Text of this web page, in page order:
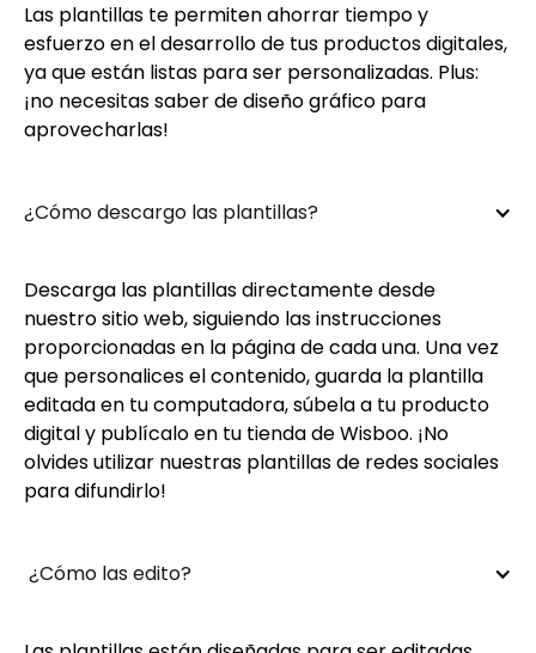
Las plantillas te permiten ahorrar tiempo y
esfuerzo en el desarrollo de tus productos digitales,
ya que están listas para ser personalizadas. Plus:
¡no necesitas saber de diseño gráfico para
aprovecharlas!
¿Cómo descargo las plantillas?
Descarga las plantillas directamente desde
nuestro sitio web, siguiendo las instrucciones
proporcionadas en la página de cada una. Una vez
que personalices el contenido, guarda la plantilla
editada en tu computadora, súbela a tu producto
digital y publícalo en tu tienda de Wisboo. ¡No
olvides utilizar nuestras plantillas de redes sociales
para difundirlo!
¿Cómo las edito?